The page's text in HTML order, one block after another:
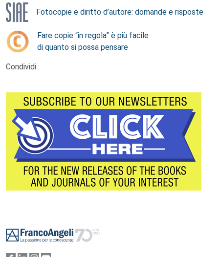
Fotocopie e diritto d’autore: domande e risposte
Fare copie “in regola” è più facile
di quanto si possa pensare
Condividi :